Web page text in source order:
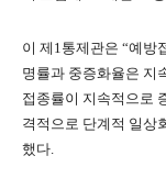
이 제1통제관은 “예방
명률과 중증화율은 지
접종률이 지속적으로
격적으로 단계적 일상
했다.